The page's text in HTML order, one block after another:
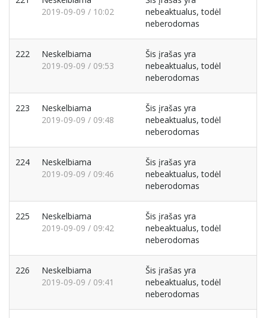
2019-09-09 / 10:02
nebeaktualus, todėl
neberodomas
222
Neskelbiama
2019-09-09 / 09:53
Šis įrašas yra
nebeaktualus, todėl
neberodomas
223
Neskelbiama
2019-09-09 / 09:48
Šis įrašas yra
nebeaktualus, todėl
neberodomas
224
Neskelbiama
2019-09-09 / 09:46
Šis įrašas yra
nebeaktualus, todėl
neberodomas
225
Neskelbiama
2019-09-09 / 09:42
Šis įrašas yra
nebeaktualus, todėl
neberodomas
226
Neskelbiama
2019-09-09 / 09:41
Šis įrašas yra
nebeaktualus, todėl
neberodomas